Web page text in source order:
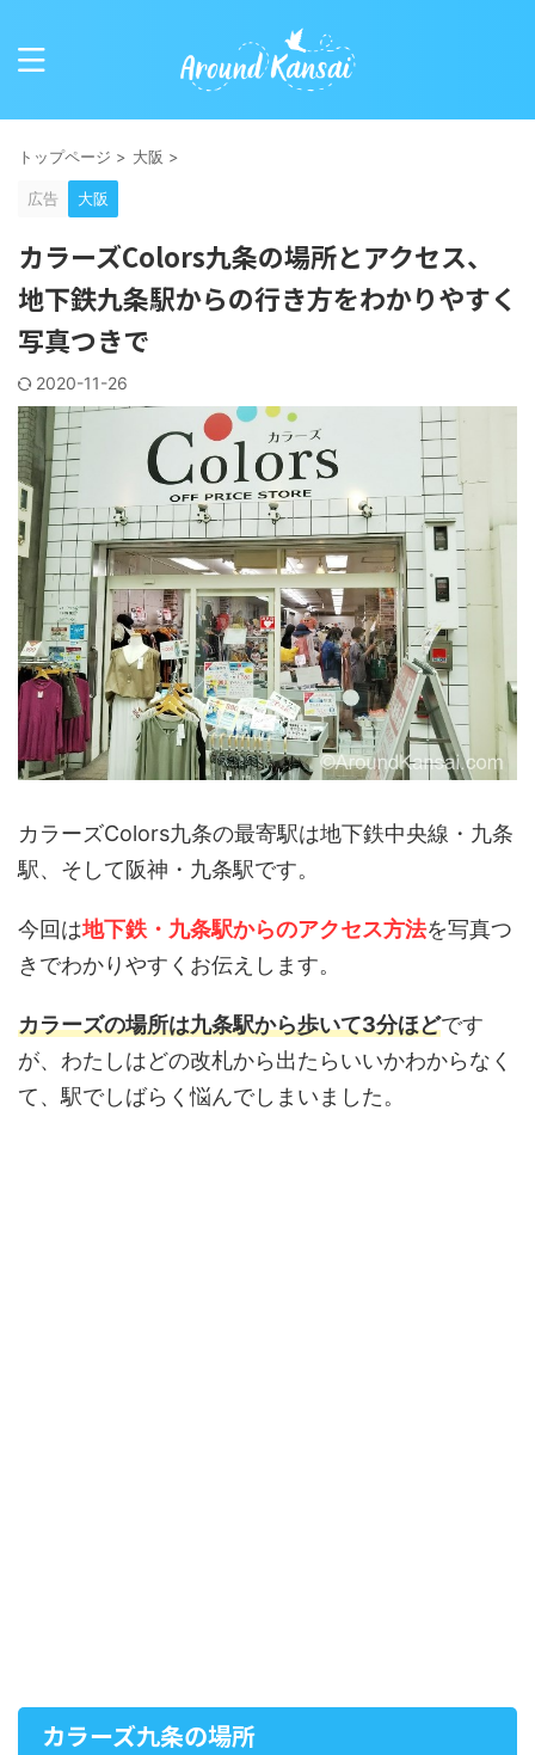
トップページ > 大阪 >
広告 大阪
カラーズColors九条の場所とアクセス、
地下鉄九条駅からの行き方をわかりやすく
写真つきで
2020-11-26
カラーズColors九条の最寄駅は地下鉄中央線・九条
駅、そして阪神・九条駅です。
今回は地下鉄・九条駅からのアクセス方法を写真つ
きでわかりやすくお伝えします。
カラーズの場所は九条駅から歩いて3分ほどです
が、わたしはどの改札から出たらいいかわからなく
て、駅でしばらく悩んでしまいました。
カラーズ九条の場所